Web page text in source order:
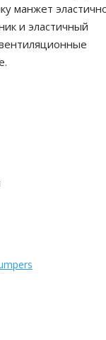
манжет
и эластичный